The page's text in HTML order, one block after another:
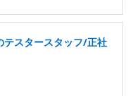
テスタースタッフ/正社